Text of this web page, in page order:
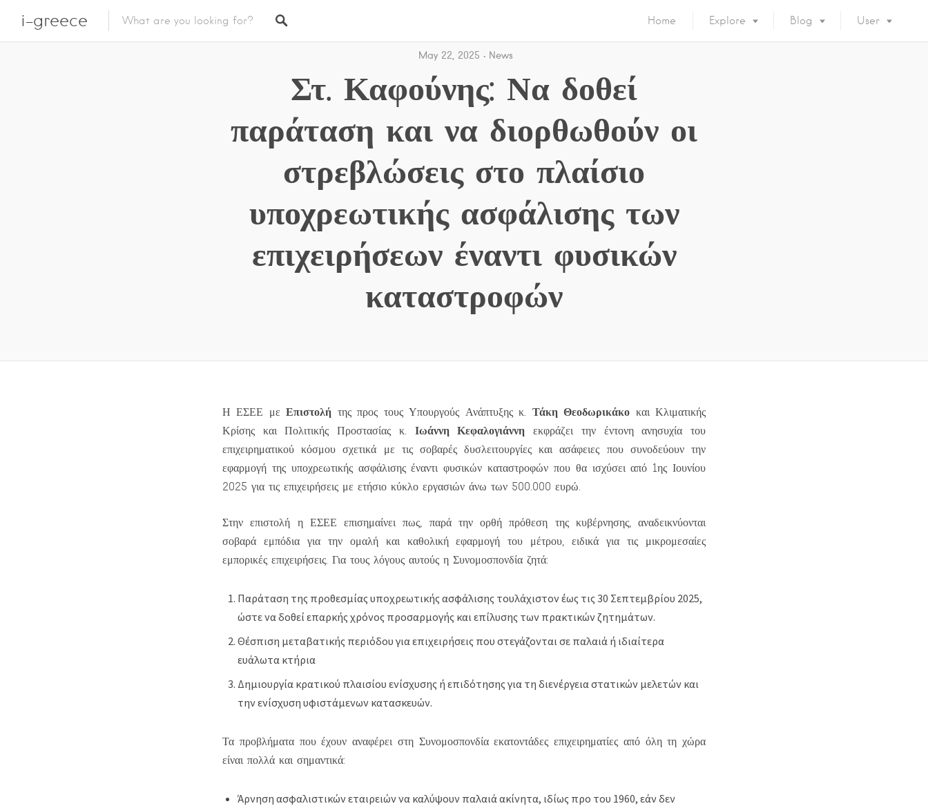
i-greece Home Explore Blog User
May 22, 2025 News
Στ. Καφούνης: Να δοθεί
παράταση και να διορθωθούν οι
στρεβλώσεις στο πλαίσιο
υποχρεωτικής ασφάλισης των
επιχειρήσεων έναντι φυσικών
καταστροφών
Η ΕΣΕΕ μεΕπιστολή της προς τους Υπουργούς Ανάπτυξης κ. Τάκη Θεοδωρικάκο και Κλιματικής
Κρίσης και Πολιτικής Προστασίας κ. Ιωάννη Κεφαλογιάννη εκφράζει την έντονη ανησυχία του
επιχειρηματικού κόσμου σχετικά με τις σοβαρές δυσλειτουργίες και ασάφειες που συνοδεύουν την
εφαρμογή της υποχρεωτικής ασφάλισης έναντι φυσικών καταστροφών που θα ισχύσει από 1ης Ιουνίου
2025 για τις επιχειρήσεις με ετήσιο κύκλο εργασιών άνω των 500.000 ευρώ.
Στην επιστολή η ΕΣΕΕ επισημαίνει πως, παρά την ορθή πρόθεση της κυβέρνησης, αναδεικνύονται
σοβαρά εμπόδια για την ομαλή και καθολική εφαρμογή του μέτρου, ειδικά για τις μικρομεσαίες
εμπορικές επιχειρήσεις. Για τους λόγους αυτούς η Συνομοσπονδία ζητά:
Παράταση της προθεσμίας υποχρεωτικής ασφάλισης τουλάχιστον έως τις 30 Σεπτεμβρίου 2025,
ώστε να δοθεί επαρκής χρόνος προσαρμογής και επίλυσης των πρακτικών ζητημάτων.
Θέσπιση μεταβατικής περιόδου για επιχειρήσεις που στεγάζονται σε παλαιά ή ιδιαίτερα
ευάλωτα κτήρια
Δημιουργία κρατικού πλαισίου ενίσχυσης ή επιδότησης για τη διενέργεια στατικών μελετών και
την ενίσχυση υφιστάμενων κατασκευών.
Τα προβλήματα που έχουν αναφέρει στη Συνομοσπονδία εκατοντάδες επιχειρηματίες από όλη τη χώρα
είναι πολλά και σημαντικά:
Άρνηση ασφαλιστικών εταιρειών να καλύψουν παλαιά ακίνητα, ιδίως προ του 1960, εάν δεν